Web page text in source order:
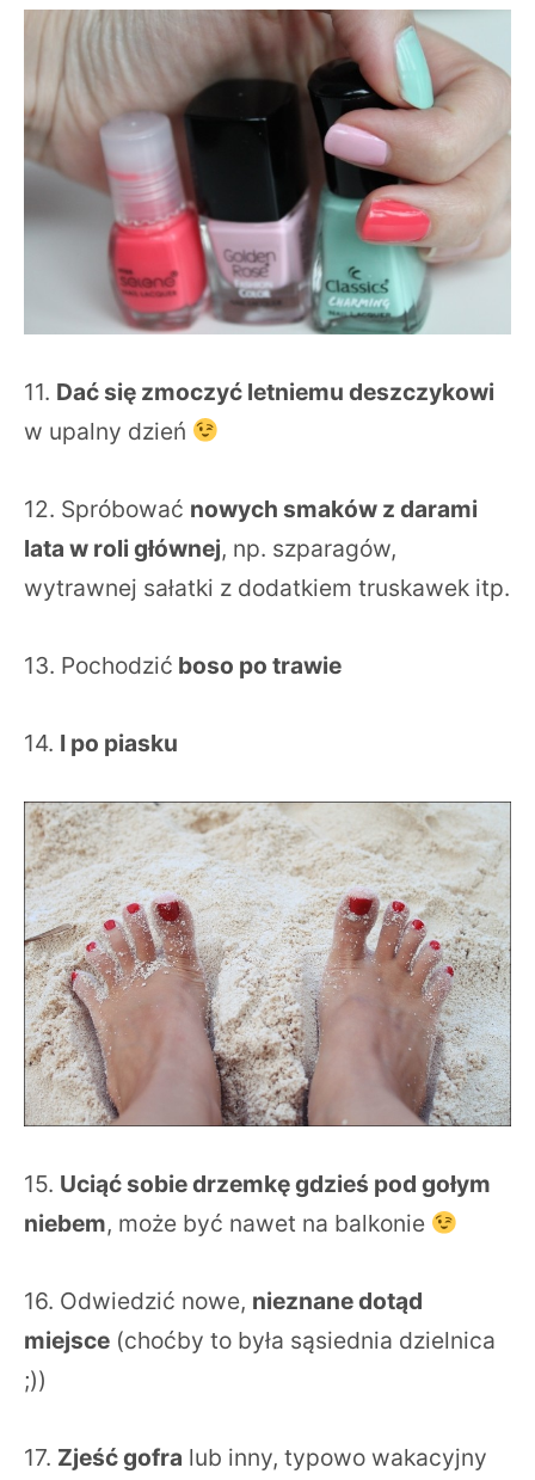
11. Dać się zmoczyć letniemu deszczykowi
w upalny dzień
12. Spróbować nowych smaków z darami
lata w roli głównej, np. szparagów,
wytrawnej sałatki z dodatkiem truskawek itp.
13. Pochodzić boso po trawie
14. I po piasku
15. Uciąć sobie drzemkę gdzieś pod gołym
niebem, może być nawet na balkonie
16. Odwiedzić nowe, nieznane dotąd
miejsce (choćby to była sąsiednia dzielnica
;))
17. Zjeść gofra lub inny, typowo wakacyjny